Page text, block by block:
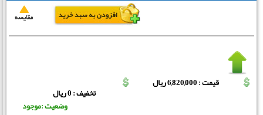
قیمت : 6,820,000 ریال
تخفیف : 0 ریال
وضعیت :موجود